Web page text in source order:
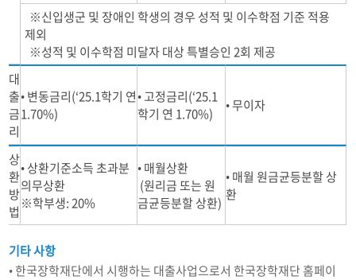
※신입생군 및 장애인 학생의 경우 성적 및 이수학점 기준 적용
제외
※성적 및 이수학점 미달자 대상 특별승인 2회 제공
대
출
금
리
• 변동금리(‘25.1학기 연
1.70%)
• 고정금리(‘25.1
학기 연 1.70%)
• 무이자
상
환
방
법
• 상환기준소득 초과분
의무상환
※학부생: 20%
• 매월상환
(원리금 또는 원
금균등분할 상환)
• 매월 원금균등분할 상
환
기타 사항
• 한국장학재단에서 시행하는 대출사업으로서 한국장학재단 홈페이